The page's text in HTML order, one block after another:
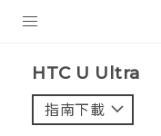
VIVE
HTC U Ultra‎
指南下載